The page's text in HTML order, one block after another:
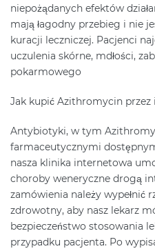
niepożądanych efektów
mają łagodny przebieg i nie
kuracji leczniczej. Pacjenci
uczulenia skórne, mdłości,
pokarmowego
Jak kupić Azithromycin przez
Antybiotyki, w tym
farmaceutycznymi
nasza klinika internetowa
choroby weneryczne drogą
zamówienia należy wypełnić
zdrowotny, aby nasz lekarz
bezpieczeństwo stosowania
przypadku pacjenta. Po